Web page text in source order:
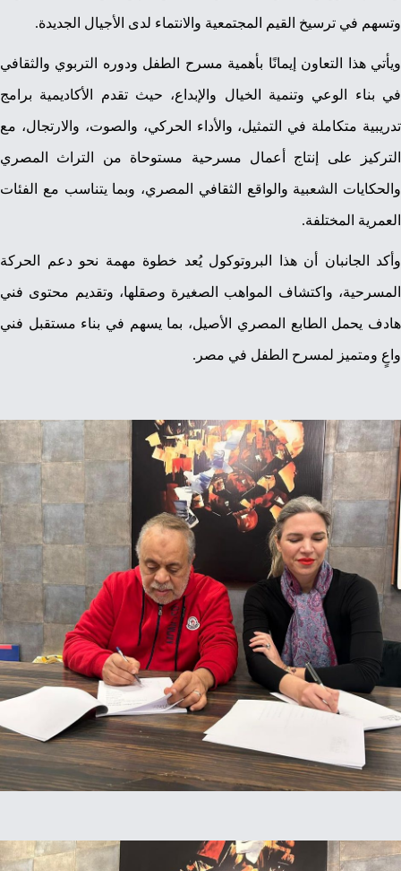
وتسهم في ترسيخ القيم المجتمعية والانتماء لدى الأجيال الجديدة.
ويأتي هذا التعاون إيمانًا بأهمية مسرح الطفل ودوره التربوي والثقافي
في بناء الوعي وتنمية الخيال والإبداع، حيث تقدم الأكاديمية برامج
تدريبية متكاملة في التمثيل، والأداء الحركي، والصوت، والارتجال، مع
التركيز على إنتاج أعمال مسرحية مستوحاة من التراث المصري
والحكايات الشعبية والواقع الثقافي المصري، وبما يتناسب مع الفئات
العمرية المختلفة.
وأكد الجانبان أن هذا البروتوكول يُعد خطوة مهمة نحو دعم الحركة
المسرحية، واكتشاف المواهب الصغيرة وصقلها، وتقديم محتوى فني
هادف يحمل الطابع المصري الأصيل، بما يسهم في بناء مستقبل فني
واعٍ ومتميز لمسرح الطفل في مصر.